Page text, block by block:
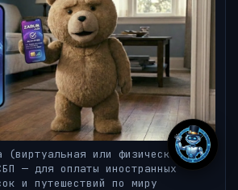
(виртуальная или физическая) с
— для оплаты иностранных
и путешествий по миру